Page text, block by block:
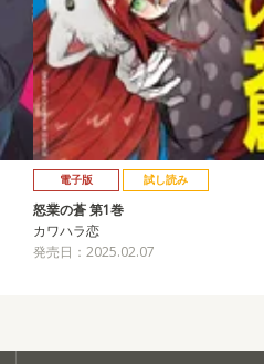
電子版 試し読み
怒業の蒼 第1巻
カワハラ恋
発売日：2025.02.07